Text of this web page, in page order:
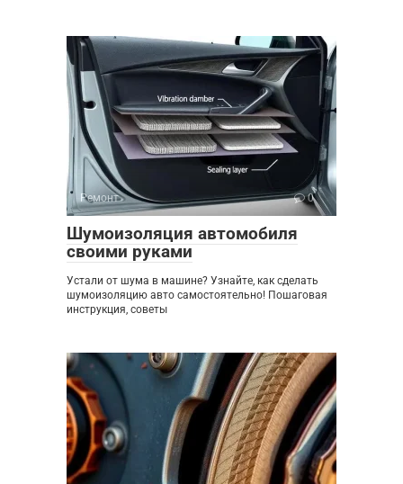
Ремонт 0
Шумоизоляция автомобиля
своими руками
Устали от шума в машине? Узнайте, как сделать
шумоизоляцию авто самостоятельно! Пошаговая
инструкция, советы